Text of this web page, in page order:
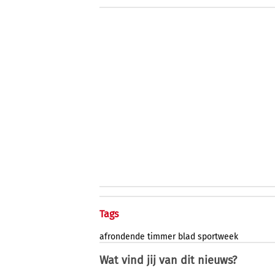
Tags
afrondende timmer blad sportweek
Wat vind jij van dit nieuws?